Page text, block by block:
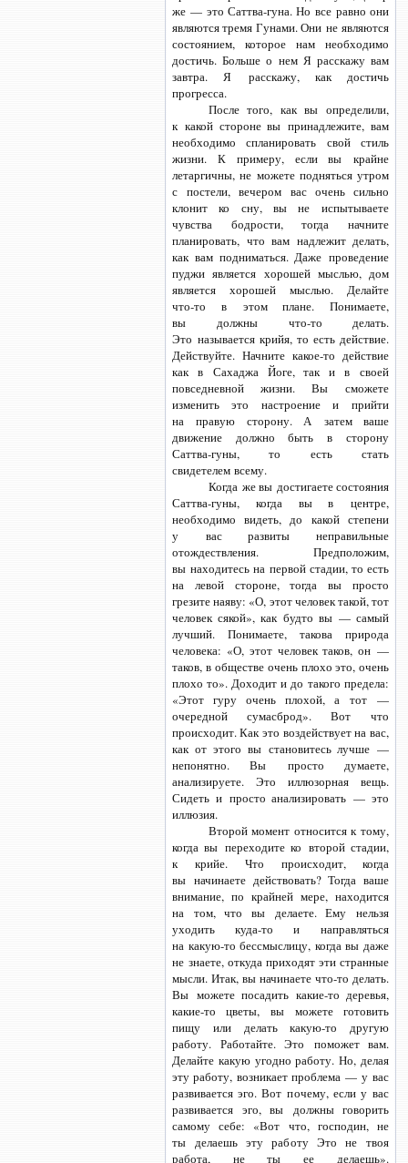
же — это Саттва-гуна.Но все равно они
являются тремя Гунами. Они не являются
состоянием, которое нам необходимо
достичь. Больше о нем Я расскажу вам
завтра. Я расскажу, как достичь
прогресса.
После того, как вы определили,
к какой стороне вы принадлежите, вам
необходимо спланировать свой стиль
жизни. К примеру, если вы крайне
летаргичны, не можете подняться утром
с постели, вечером вас очень сильно
клонит ко сну, вы не испытываете
чувства бодрости, тогда начните
планировать, что вам надлежит делать,
как вам подниматься. Даже проведение
пуджи является хорошей мыслью, дом
является хорошей мыслью. Делайте
что-то в этом плане. Понимаете,
вы должны что-то делать.
Это называется крийя, то есть действие.
Действуйте. Начните какое-то действие
как в Сахаджа Йоге, так и в своей
повседневной жизни. Вы сможете
изменить это настроение и прийти
на правую сторону. А затем ваше
движение должно быть в сторону
Саттва-гуны, то есть стать
свидетелем всему.
Когда же вы достигаете состояния
Саттва-гуны, когда вы в центре,
необходимо видеть, до какой степени
у вас развиты неправильные
отождествления. Предположим,
вы находитесь на первой стадии, то есть
на левой стороне, тогда вы просто
грезите наяву: «О, этот человек такой, тот
человек сякой», как будто вы — самый
лучший. Понимаете, такова природа
человека: «О, этот человек таков, он —
таков, в обществе очень плохо это, очень
плохо то». Доходит и до такого предела:
«Этот гуру очень плохой, а тот —
очередной сумасброд». Вот что
происходит. Как это воздействует на вас,
как от этого вы становитесь лучше —
непонятно. Вы просто думаете,
анализируете. Это иллюзорная вещь.
Сидеть и просто анализировать — это
иллюзия.
Второй момент относится к тому,
когда вы переходите ко второй стадии,
к крийе. Что происходит, когда
вы начинаете действовать? Тогда ваше
внимание, по крайней мере, находится
на том, что вы делаете. Ему нельзя
уходить куда-то и направляться
на какую-то бессмыслицу, когда вы даже
не знаете, откуда приходят эти странные
мысли. Итак, вы начинаетечто-то делать.
Вы можете посадить какие-то деревья,
какие-то цветы, вы можете готовить
пищу или делатькакую-то другую
работу. Работайте. Это поможет вам.
Делайте какую угодно работу. Но, делая
эту работу, возникает проблема — у вас
развивается эго. Вот почему, если у вас
развивается эго, вы должны говорить
самому себе: «Вот что, господин, не
ты делаешь эту работу Это не твоя
работа, не ты ее делаешь».